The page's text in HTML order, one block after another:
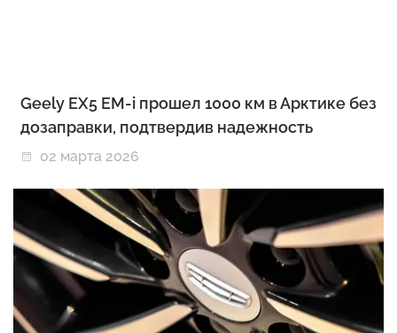
Geely EX5 EM-i прошел 1000 км в Арктике без
дозаправки, подтвердив надежность
02 марта 2026